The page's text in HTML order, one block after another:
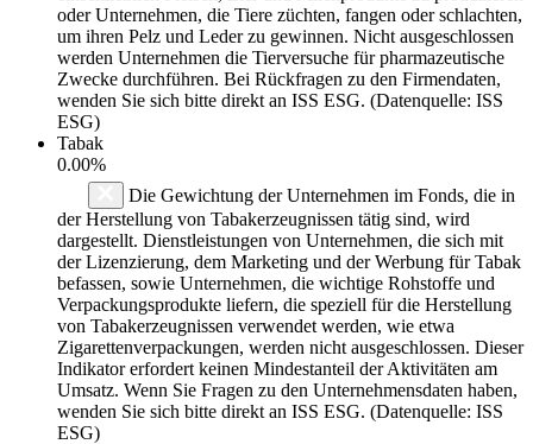
oder Unternehmen, die Tiere züchten, fangen oder schlachten,
um ihren Pelz und Leder zu gewinnen. Nicht ausgeschlossen
werden Unternehmen die Tierversuche für pharmazeutische
Zwecke durchführen. Bei Rückfragen zu den Firmendaten,
wenden Sie sich bitte direkt an ISS ESG. (Datenquelle: ISS
ESG)
Tabak
0.00%
Die Gewichtung der Unternehmen im Fonds, die in
der Herstellung von Tabakerzeugnissen tätig sind, wird
dargestellt. Dienstleistungen von Unternehmen, die sich mit
der Lizenzierung, dem Marketing und der Werbung für Tabak
befassen, sowie Unternehmen, die wichtige Rohstoffe und
Verpackungsprodukte liefern, die speziell für die Herstellung
von Tabakerzeugnissen verwendet werden, wie etwa
Zigarettenverpackungen, werden nicht ausgeschlossen. Dieser
Indikator erfordert keinen Mindestanteil der Aktivitäten am
Umsatz. Wenn Sie Fragen zu den Unternehmensdaten haben,
wenden Sie sich bitte direkt an ISS ESG. (Datenquelle: ISS
ESG)